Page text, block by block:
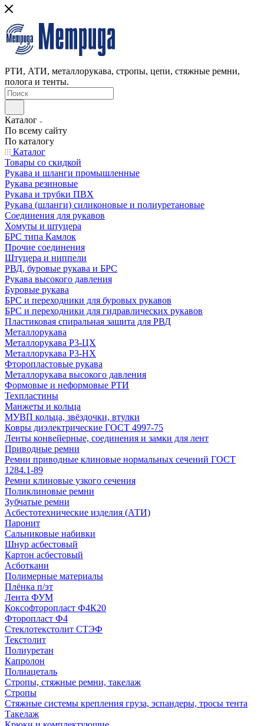
РТИ, АТИ, металлорукава, стропы, цепи, стяжные ремни,
полога и тенты.
Каталог
По всему сайту
По каталогу
Каталог
Товары со скидкой
Рукава и шланги промышленные
Рукава резиновые
Рукава и трубки ПВХ
Рукава (шланги) силиконовые и полиуретановые
Соединения для рукавов
Хомуты и штуцера
БРС типа Камлок
Прочие соединения
Штуцера и ниппели
РВД, буровые рукава и БРС
Рукава высокого давления
Буровые рукава
БРС и переходники для буровых рукавов
БРС и переходники для гидравлических рукавов
Пластиковая спиральная защита для РВД
Металлорукава
Металлорукава Р3-ЦХ
Металлорукава Р3-НХ
Фторопластовые рукава
Металлорукава высокого давления
Формовые и неформовые РТИ
Техпластины
Манжеты и кольца
МУВП кольца, звёздочки, втулки
Ковры диэлектрические ГОСТ 4997-75
Ленты конвейерные, соединения и замки для лент
Приводные ремни
Ремни приводные клиновые нормальных сечений ГОСТ
1284.1-89
Ремни клиновые узкого сечения
Поликлиновые ремни
Зубчатые ремни
Асбестотехнические изделия (АТИ)
Паронит
Сальниковые набивки
Шнур асбестовый
Картон асбестовый
Асботкани
Полимерные материалы
Плёнка п/эт
Лента ФУМ
Коксофторопласт Ф4К20
Фторопласт Ф4
Стеклотекстолит СТЭФ
Текстолит
Полиуретан
Капролон
Полиацеталь
Стропы, стяжные ремни, такелаж
Стропы
Стяжные системы крепления груза, эспандеры, тросы тента
Такелаж